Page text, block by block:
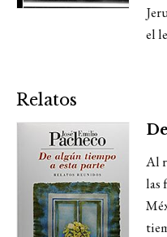
el
Relatos
Al
las